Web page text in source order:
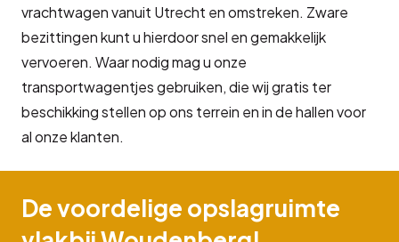
vrachtwagen vanuit Utrecht en omstreken. Zware
bezittingen kunt u hierdoor snel en gemakkelijk
vervoeren. Waar nodig mag u onze
transportwagentjes gebruiken, die wij gratis ter
beschikking stellen op ons terrein en in de hallen voor
al onze klanten.
De voordelige opslagruimte